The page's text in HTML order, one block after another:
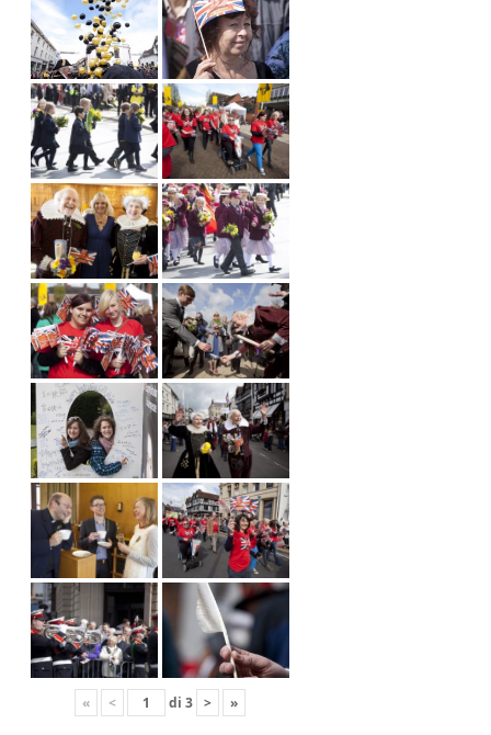
« < di 3 > »